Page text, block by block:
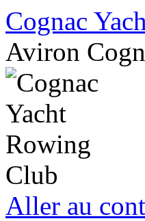
Cognac
Aviron
Aller au